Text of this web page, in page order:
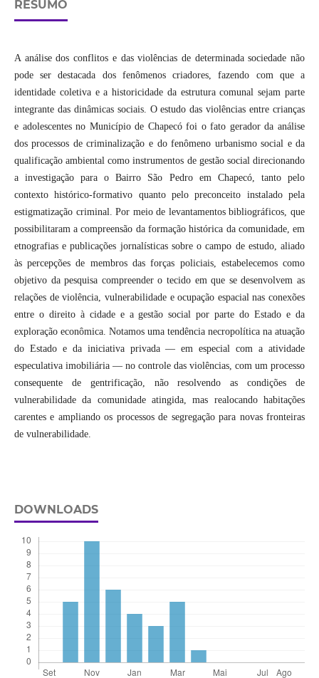
RESUMO
A análise dos conflitos e das violências de determinada sociedade não
pode ser destacada dos fenômenos criadores, fazendo com que a
identidade coletiva e a historicidade da estrutura comunal sejam parte
integrante das dinâmicas sociais. O estudo das violências entre crianças
e adolescentes no Município de Chapecó foi o fato gerador da análise
dos processos de criminalização e do fenômeno urbanismo social e da
qualificação ambiental como instrumentos de gestão social direcionando
a investigação para o Bairro São Pedro em Chapecó, tanto pelo
contexto histórico-formativo quanto pelo preconceito instalado pela
estigmatização criminal. Por meio de levantamentos bibliográficos, que
possibilitaram a compreensão da formação histórica da comunidade, em
etnografias e publicações jornalísticas sobre o campo de estudo, aliado
às percepções de membros das forças policiais, estabelecemos como
objetivo da pesquisa compreender o tecido em que se desenvolvem as
relações de violência, vulnerabilidade e ocupação espacial nas conexões
entre o direito à cidade e a gestão social por parte do Estado e da
exploração econômica. Notamos uma tendência necropolítica na atuação
do Estado e da iniciativa privada — em especial com a atividade
especulativa imobiliária — no controle das violências, com um processo
consequente de gentrificação, não resolvendo as condições de
vulnerabilidade da comunidade atingida, mas realocando habitações
carentes e ampliando os processos de segregação para novas fronteiras
de vulnerabilidade.
DOWNLOADS